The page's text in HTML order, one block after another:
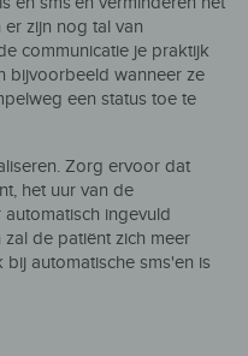
er zijn nog tal van
communicatie je praktijk
bijvoorbeeld wanneer ze
een status toe te
Zorg ervoor dat
het uur van de
ingevuld
de patiënt zich meer
bij automatische sms'en is